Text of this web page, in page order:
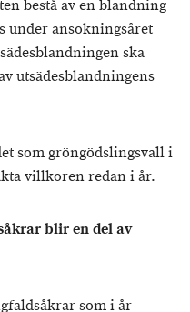
bestå av en blandning
under ansökningsåret
ska
utsädesblandningens
som gröngödslingsvall i
villkoren redan i år.
blir en del av
som i år